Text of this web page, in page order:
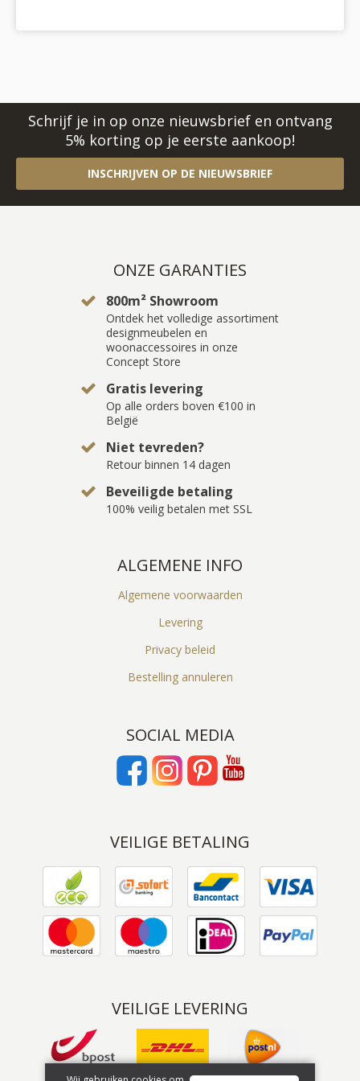
Schrijf je in op onze nieuwsbrief en ontvang
5% korting op je eerste aankoop!
INSCHRIJVEN OP DE NIEUWSBRIEF
ONZE GARANTIES
800m² Showroom
Ontdek het volledige assortiment
designmeubelen en
woonaccessoires in onze
Concept Store
Gratis levering
Op alle orders boven €100 in
België
Niet tevreden?
Retour binnen 14 dagen
Beveiligde betaling
100% veilig betalen met SSL
ALGEMENE INFO
Algemene voorwaarden
Levering
Privacy beleid
Bestelling annuleren
SOCIAL MEDIA
VEILIGE BETALING
VEILIGE LEVERING